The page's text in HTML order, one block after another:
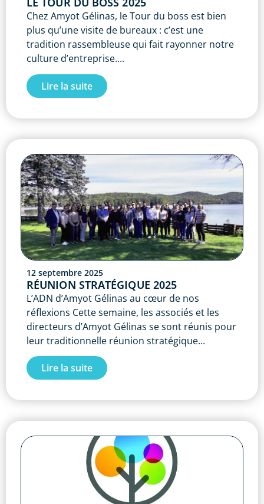
Chez Amyot Gélinas, le Tour du boss est bien
plus qu’une visite de bureaux : c’est une
tradition rassembleuse qui fait rayonner notre
culture d’entreprise....
Lire la suite
12 septembre 2025
RÉUNION STRATÉGIQUE 2025
L’ADN d’Amyot Gélinas au cœur de nos
réflexions Cette semaine, les associés et les
directeurs d’Amyot Gélinas se sont réunis pour
leur traditionnelle réunion stratégique...
Lire la suite